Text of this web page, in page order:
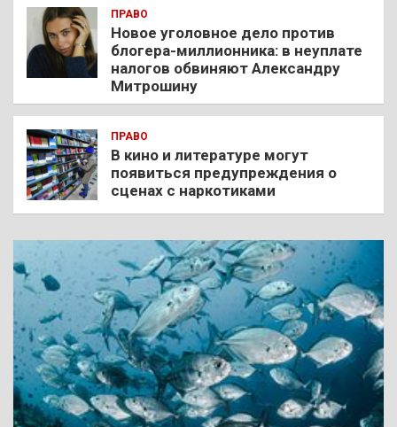
ПРАВО
Новое уголовное дело против
блогера-миллионника: в неуплате
налогов обвиняют Александру
Митрошину
ПРАВО
В кино и литературе могут
появиться предупреждения о
сценах с наркотиками